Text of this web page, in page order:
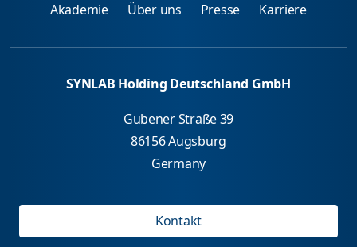
Akademie Über uns Presse Karriere
SYNLAB Holding Deutschland GmbH
Gubener Straße 39
86156 Augsburg
Germany
Kontakt